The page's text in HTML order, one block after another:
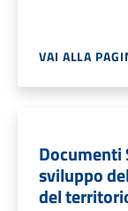
VAI ALLA
Documenti
sviluppo
del